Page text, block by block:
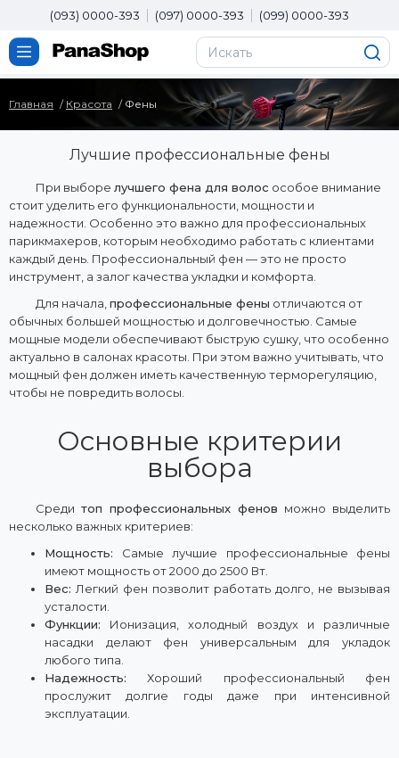
(093) 0000-393 (097) 0000-393 (099) 0000-393
Главная Красота Фены
Лучшие профессиональные фены
При выборе лучшего фена для волос особое внимание
стоит уделить его функциональности, мощности и
надежности. Особенно это важно для профессиональных
парикмахеров, которым необходимо работать с клиентами
каждый день. Профессиональный фен — это не просто
инструмент, а залог качества укладки и комфорта.
Для начала, профессиональные фены отличаются от
обычных большей мощностью и долговечностью. Самые
мощные модели обеспечивают быструю сушку, что особенно
актуально в салонах красоты. При этом важно учитывать, что
мощный фен должен иметь качественную терморегуляцию,
чтобы не повредить волосы.
Основные критерии
выбора
Среди топ профессиональных фенов можно выделить
несколько важных критериев:
Мощность: Самые лучшие профессиональные фены
имеют мощность от 2000 до 2500 Вт.
Вес: Легкий фен позволит работать долго, не вызывая
усталости.
Функции: Ионизация, холодный воздух и различные
насадки делают фен универсальным для укладок
любого типа.
Надежность: Хороший профессиональный фен
прослужит долгие годы даже при интенсивной
эксплуатации.